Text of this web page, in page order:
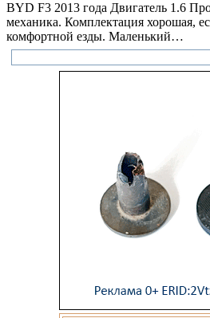
BYD F3 2013 года Двигатель 1.6
механика. Комплектация хорошая,
комфортной езды. Маленький…